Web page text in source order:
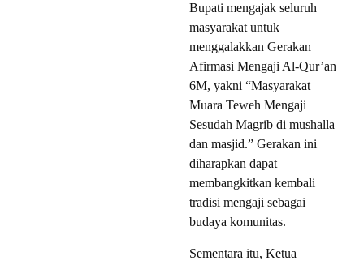
Bupati mengajak seluruh
masyarakat untuk
menggalakkan Gerakan
Afirmasi Mengaji Al-Qur’an
6M, yakni “Masyarakat
Muara Teweh Mengaji
Sesudah Magrib di mushalla
dan masjid.” Gerakan ini
diharapkan dapat
membangkitkan kembali
tradisi mengaji sebagai
budaya komunitas.
Sementara itu, Ketua